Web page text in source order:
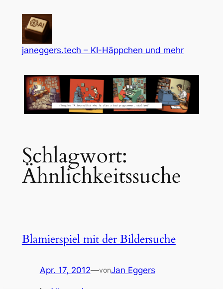
springen
janeggers.tech – KI-Häppchen und mehr
Schlagwort:
Ähnlichkeitssuche
Blamierspiel mit der Bildersuche
Apr. 17, 2012—vonJan Eggers